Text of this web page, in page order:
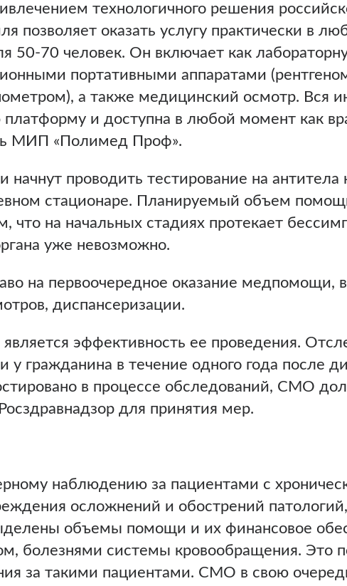
технологичного решения
позволяет оказать услугу практически в
50-70 человек. Он включает как
портативными аппаратами
а также медицинский осмотр. Вся
и доступна в любой момент как
МИП «Полимед Проф».
начнут проводить тестирование на антитела
стационаре. Планируемый объем
что на начальных стадиях протекает
уже невозможно.
на первоочередное оказание медпомощи,
диспансеризации.
эффективность ее проведения.
гражданина в течение одного года после
в процессе обследований, СМО
для принятия мер.
наблюдению за пациентами с
осложнений и обострений
объемы помощи и их финансовое
болезнями системы кровообращения. Это
за такими пациентами. СМО в свою